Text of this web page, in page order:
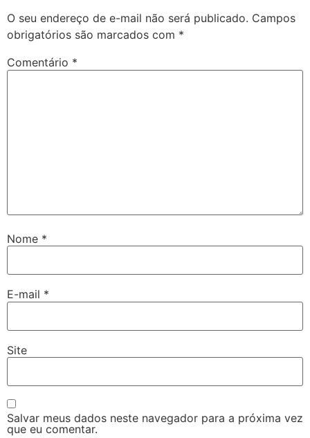
O seu endereço de e-mail não será publicado. Campos
obrigatórios são marcados com *
Comentário *
Nome *
E-mail *
Site
Salvar meus dados neste navegador para a próxima vez
que eu comentar.